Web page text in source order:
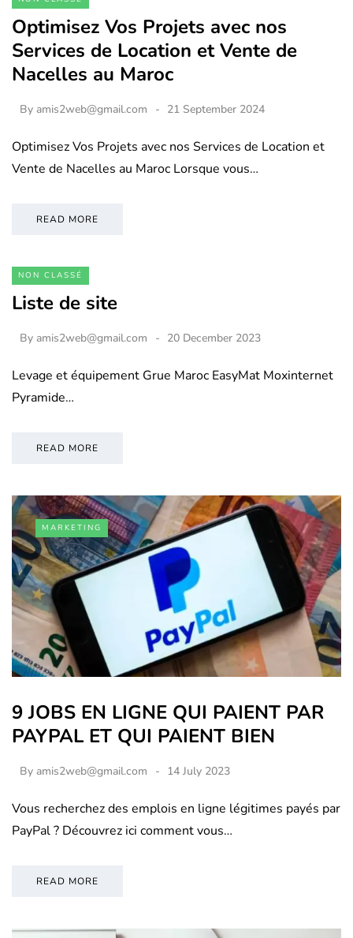
Optimisez Vos Projets avec nos
Services de Location et Vente de
Nacelles au Maroc
By amis2web@gmail.com 21 September 2024
Optimisez Vos Projets avec nos Services de Location et
Vente de Nacelles au Maroc Lorsque vous…
READ MORE
NON CLASSÉ
Liste de site
By amis2web@gmail.com 20 December 2023
Levage et équipement Grue Maroc EasyMat Moxinternet
Pyramide…
READ MORE
MARKETING
9 JOBS EN LIGNE QUI PAIENT PAR
PAYPAL ET QUI PAIENT BIEN
By amis2web@gmail.com 14 July 2023
Vous recherchez des emplois en ligne légitimes payés par
PayPal ? Découvrez ici comment vous…
READ MORE